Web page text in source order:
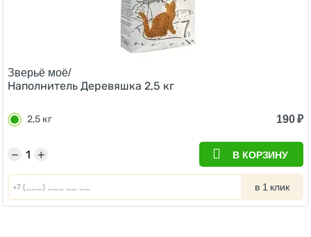
Зверьё моё/
Наполнитель Деревяшка 2,5 кг
2,5 кг 190₽
+
− В КОРЗИНУ
в 1 клик